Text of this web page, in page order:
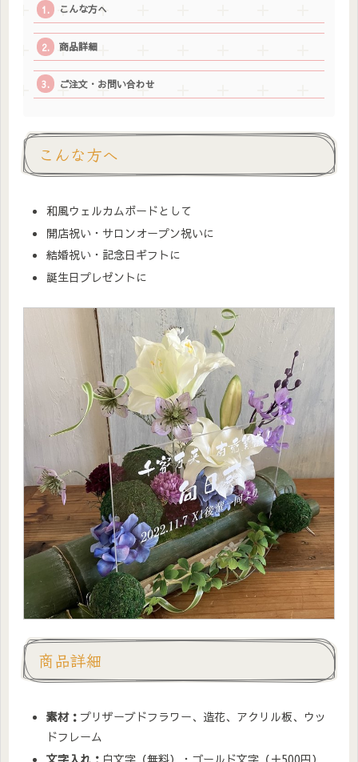
こんな方へ
商品詳細
ご注文・お問い合わせ
こんな方へ
和風ウェルカムボードとして
開店祝い・サロンオープン祝いに
結婚祝い・記念日ギフトに
誕生日プレゼントに
商品詳細
素材： プリザーブドフラワー、造花、アクリル板、ウッ
ドフレーム
文字入れ： 白文字（無料）・ゴールド文字（＋500円）